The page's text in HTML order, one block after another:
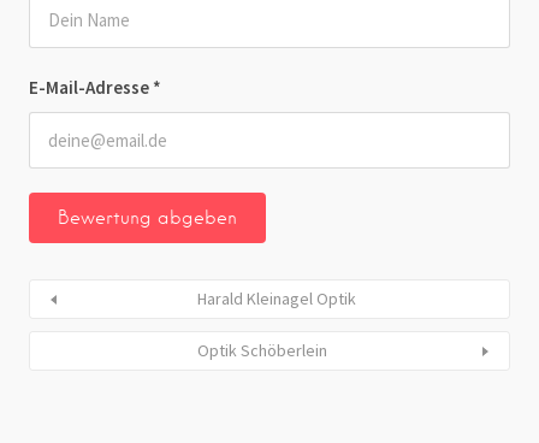
E-Mail-Adresse *
Harald Kleinagel Optik
Optik Schöberlein